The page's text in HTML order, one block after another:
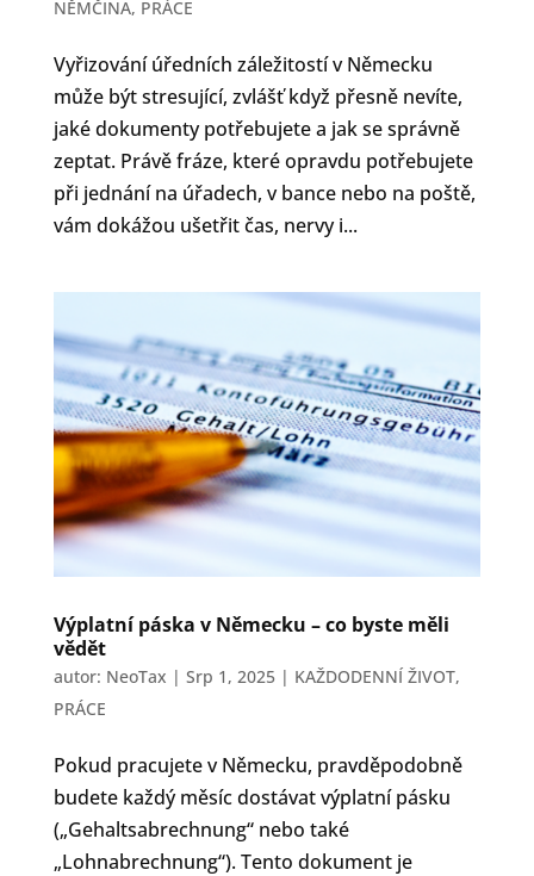
NĚMČINA, PRÁCE
Vyřizování úředních záležitostí v Německu
může být stresující, zvlášť když přesně nevíte,
jaké dokumenty potřebujete a jak se správně
zeptat. Právě fráze, které opravdu potřebujete
při jednání na úřadech, v bance nebo na poště,
vám dokážou ušetřit čas, nervy i...
Výplatní páska v Německu – co byste měli
vědět
autor: NeoTax | Srp 1, 2025| KAŽDODENNÍ ŽIVOT,
PRÁCE
Pokud pracujete v Německu, pravděpodobně
budete každý měsíc dostávat výplatní pásku
(„Gehaltsabrechnung“ nebo také
„Lohnabrechnung“). Tento dokument je